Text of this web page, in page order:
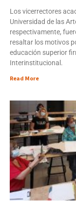
Los vicerrectores
Universidad de las
respectivamente,
resaltar los motivos
educación superior
Interinstitucional.
Read More